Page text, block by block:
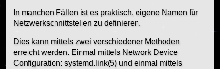
In manchen Fällen ist es praktisch, eigene Namen für
Netzwerkschnittstellen zu definieren.
Dies kann mittels zwei verschiedener Methoden
erreicht werden. Einmal mittels Network Device
Configuration: systemd.link(5) und einmal mittels